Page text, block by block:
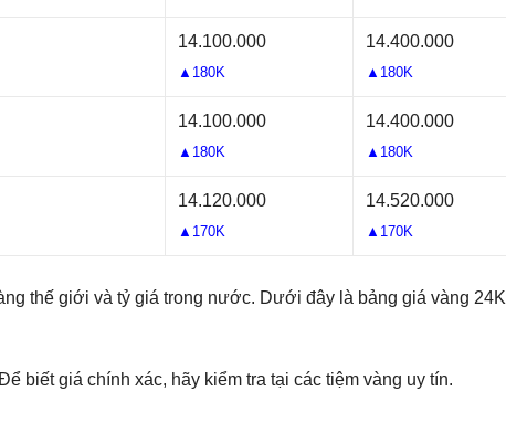
14.100.000
▲180K
14.400.000
▲180K
14.100.000
▲180K
14.400.000
▲180K
14.120.000
▲170K
14.520.000
▲170K
thế giới và tỷ giá trong nước. Dưới đây là bảng giá vàng 24K
biết giá chính xác, hãy kiểm tra tại các tiệm vàng uy tín.